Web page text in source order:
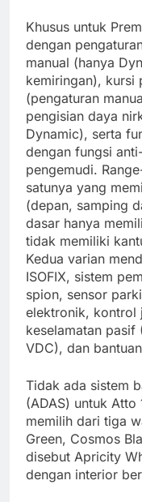
Khusus untuk
dengan
manual (hanya
kemiringan), kursi
(pengaturan
pengisian daya
Dynamic), serta
dengan fungsi
pengemudi.
satunya yang
(depan, samping
dasar hanya
tidak memiliki
Kedua varian
ISOFIX, sistem
spion, sensor
elektronik, kontrol
keselamatan pasif
VDC), dan
Tidak ada sistem
(ADAS) untuk
memilih dari tiga
Green, Cosmos
disebut Apricity
dengan interior